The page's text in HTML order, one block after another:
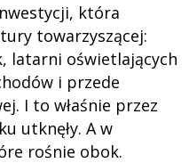
która
towarzyszącej:
latarni oświetlających
i przede
I to właśnie przez
utknęły. A w
rośnie obok.